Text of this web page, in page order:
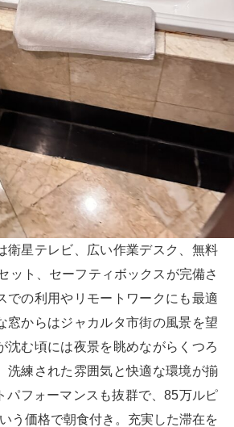
衛星テレビ、広い作業デスク、無料
ット、セーフティボックスが完備さ
での利用やリモートワークにも最適
窓からはジャカルタ市街の風景を望
沈む頃には夜景を眺めながらくつろ
洗練された雰囲気と快適な環境が揃
パフォーマンスも抜群で、85万ルピ
う価格で朝食付き。充実した滞在を